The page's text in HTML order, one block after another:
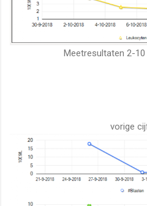
Meetresultaten 2-
vorige